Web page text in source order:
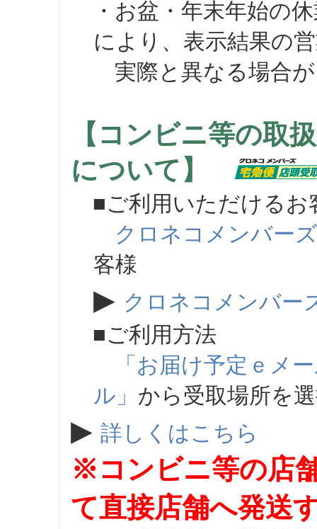
・お盆・年末年始の
により、表示結果の
実際と異なる場合が
【コンビニ等の取
について】
■ご利用いただけるお
クロネコメンバーズ
客様
▶ クロネコメンバー
■ご利用方法
「お届け予定ｅメ
ル」 から受取場所を
▶ 詳しくはこちら
※コンビニ等の店
て直接店舗へ発送